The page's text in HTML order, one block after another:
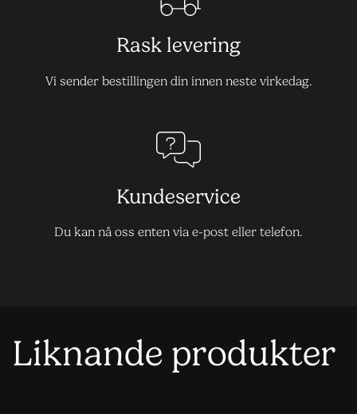
Rask levering
Vi sender bestillingen din innen neste virkedag.
Kundeservice
Du kan nå oss enten via e-post eller telefon.
Liknande produkter